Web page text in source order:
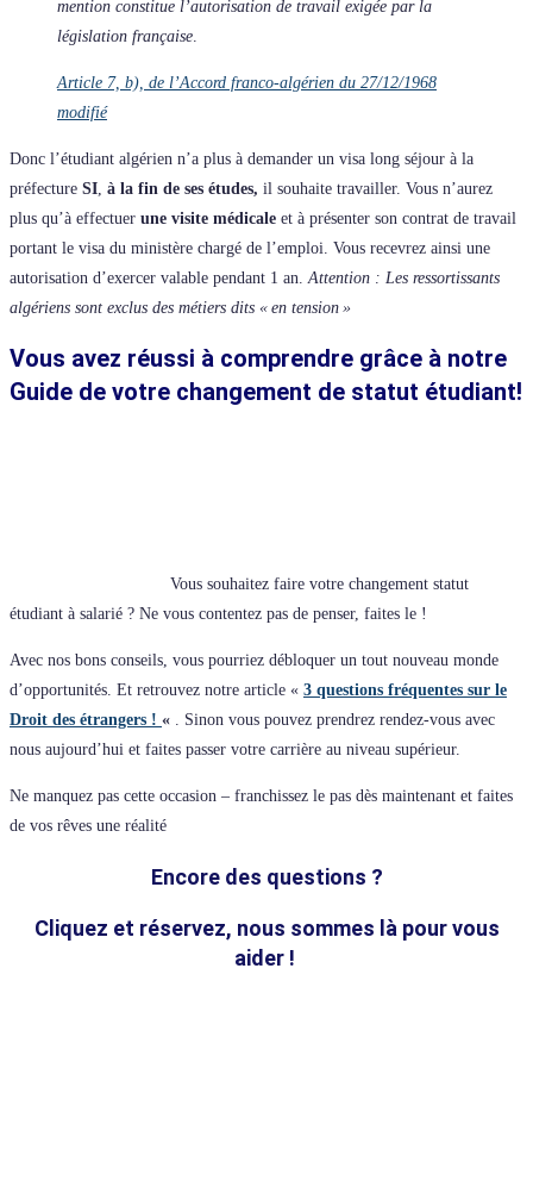
mention constitue l’autorisation de travail exigée par la
législation française
Article 7, b), de l’Accord franco-algérien du 27/12/1968
modifié
Donc l’étudiant algérien n’a plus à demander un visa long séjour à la
préfecture SI à la fin de ses études, il souhaite travailler. Vous n’aurez
plus qu’à effectuer une visite médicale et à présenter son contrat de travail
portant le visa du ministère chargé de l’emploi. Vous recevrez ainsi une
autorisation d’exercer valable pendant 1 an. Attention : Les ressortissants
algériens sont exclus des métiers dits « en tension »
Vous avez réussi à comprendre grâce à notre
Guide de votre changement de statut étudiant!
Vous souhaitez faire votre changement statut
étudiant à salarié ? Ne vous contentez pas de penser, faites le !
Avec nos bons conseils, vous pourriez débloquer un tout nouveau monde
d’opportunités. Et retrouvez notre article « 3 questions fréquentes sur le
Droit des étrangers ! «
. Sinon vous pouvez prendrez rendez-vous avec
nous aujourd’hui et faites passer votre carrière au niveau supérieur.
Ne manquez pas cette occasion – franchissez le pas dès maintenant et faites
de vos rêves une réalité
Encore des questions ?
Cliquez et réservez, nous sommes là pour vous
aider !